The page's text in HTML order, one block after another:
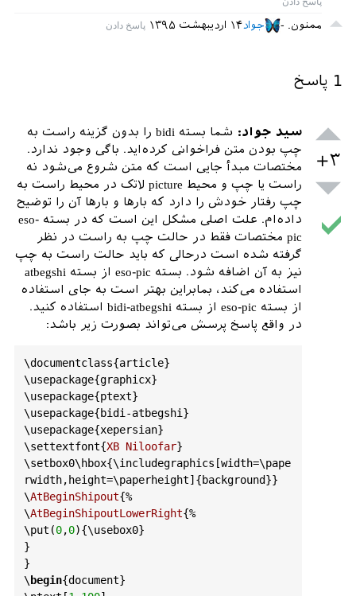
ممنون. ۱۴ اردیبهشت ۱۳۹۵جواد
1 پاسخ
+۳
سید جواد:
شما بسته bidi را بدون گزینه راست به
چپ بودن متن فراخوانی کرده‌اید. باگی وجود ندارد.
مختصات مبدأ جایی است که متن شروع می‌شود نه
راست یا چپ و محیط picture لاتک در محیط راست به
چپ رفتار خودش را دارد که بارها و بارها آن را توضیح
داده‌ام. علت اصلی مشکل این است که در بسته eso-
pic مختصات فقط در حالت چپ به راست در نظر
گرفته شده است درحالی که باید حالت راست به چپ
نیز به آن اضافه شود. بسته eso-pic از بسته atbegshi
استفاده می‌کند، بمابراین بهتر است به جای استفاده
از بسته eso-pic از بسته bidi-atbegshi استفاده کنید.
در واقع پاسخ پرسش می‌تواند بصورت زیر باشد:
\documentclass{article}
\usepackage{graphicx}
\usepackage{ptext}
\usepackage{bidi -atbegshi }
\usepackage{xepersian}
\settextfont{XB Niloofar}
\setbox0\ hbox{\includegraphics [width=\pape
rwidth, height=\paperheight]{background}}
\AtBeginShipout{%
\AtBeginShipoutLowerRight{%
\put (0,0){\usebox0}
}
}
\ begin{document}